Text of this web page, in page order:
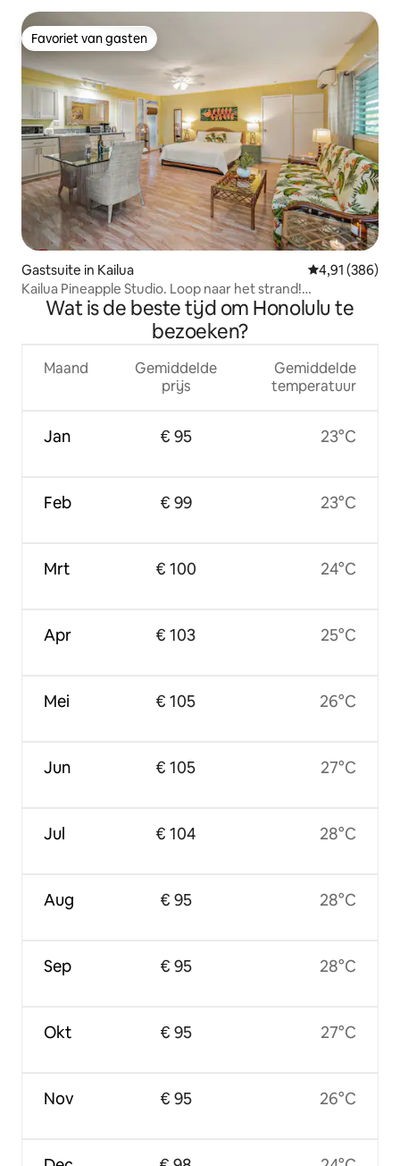
Favoriet van gasten
Favoriet van gasten
Gastsuite in Kailua Gemiddelde
4,91 (386)
Kailua Pineapple Studio. Loop naar het strand!
TOEGESTAAN
Wat is de beste tijd om Honolulu te
bezoeken?
Maand
Jan
Feb
Mrt
Apr
Mei
Jun
Jul
Aug
Sep
Okt
Nov
Gemiddelde
prijs
€ 95
€ 99
€ 100
€ 103
€ 105
€ 105
€ 104
€ 95
€ 95
€ 95
€ 95
Gemiddelde
temperatuur
23°C
23°C
24°C
25°C
26°C
27°C
28°C
28°C
28°C
27°C
26°C